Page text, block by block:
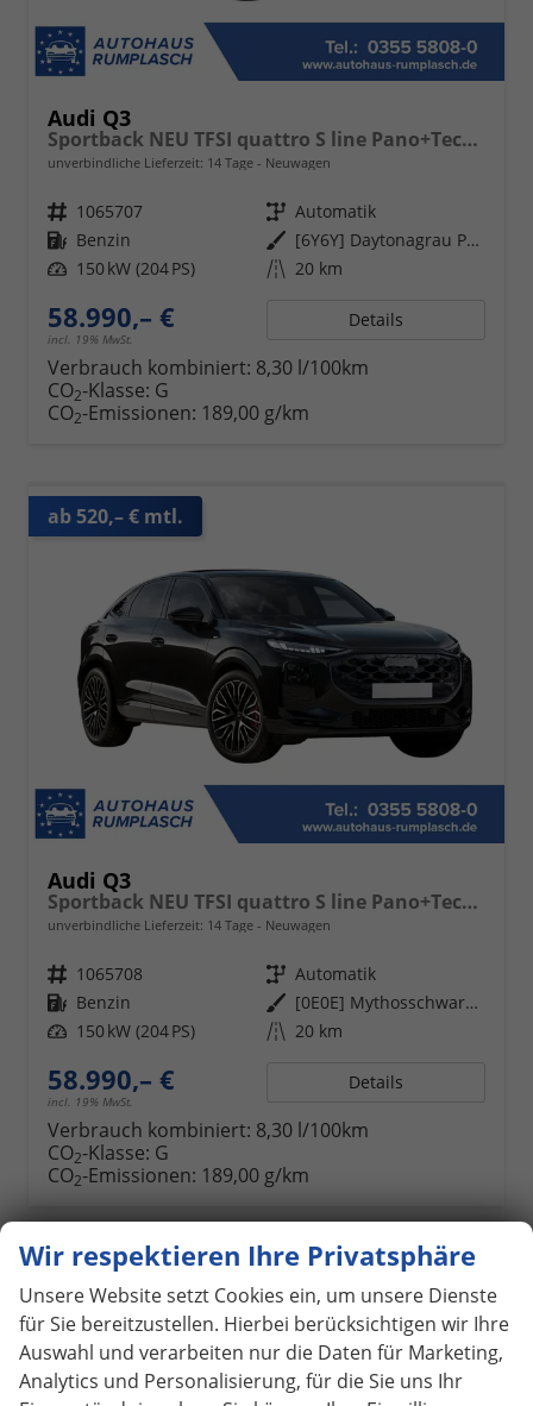
Audi Q3
Sportback NEU TFSI quattro S line Pano+TechPro+Matrix+AHK+HUD+Alu20+KlimaPlus+DCC+SONOS
unverbindliche Lieferzeit: 14 Tage Neuwagen
Fahrzeugnr. 1065707 Getriebe Automatik
Kraftstoff Benzin Außenfarbe
[6Y6Y] Daytonagrau Perleffekt
Leistung 150 kW (204 PS) Kilometerstand 20 km
58.990,– €
incl. 19% MwSt.
Details
Verbrauch kombiniert: 8,30 l/100km
CO2-Klasse: G
CO2-Emissionen: 189,00 g/km
ab 520,– € mtl.
Audi Q3
Sportback NEU TFSI quattro S line Pano+TechPro+Matrix+AHK+HUD+Alu20+KlimaPlus+DCC+SONOS
unverbindliche Lieferzeit: 14 Tage Neuwagen
Fahrzeugnr. 1065708 Getriebe Automatik
Kraftstoff Benzin Außenfarbe
[0E0E] Mythosschwarz Metallic
Leistung 150 kW (204 PS) Kilometerstand 20 km
58.990,– €
incl. 19% MwSt.
Details
Verbrauch kombiniert: 8,30 l/100km
CO2-Klasse: G
CO2-Emissionen: 189,00 g/km
ab 520,– € mtl.
Wir respektieren Ihre Privatsphäre
Unsere Website setzt Cookies ein, um unsere Dienste
für Sie bereitzustellen. Hierbei berücksichtigen wir Ihre
Auswahl und verarbeiten nur die Daten für Marketing,
Analytics und Personalisierung, für die Sie uns Ihr